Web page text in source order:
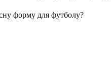
форму для футболу?